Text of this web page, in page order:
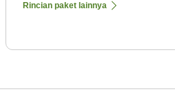
Rincian paket lainnya